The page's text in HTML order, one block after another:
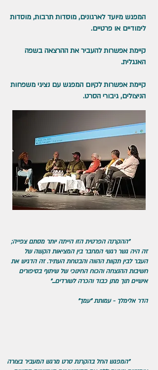
המפגש מיועד לארגונים, מוסדות תרבות, מוסדות
לימודיים או פרטיים.
קיימת אפשרות להעביר את ההרצאה בשפה
האנגלית.
קיימת אפשרות לקיום המפגש עם נציגי משפחות
הניצולים, גיבורי הסרט.
"ההקרנה הפרטית הזו הייתה יותר מסתם צפייה;
זה היה גשר רגשי המחבר בין המציאות הקשה של
העבר לבין תקוות ההווה והבטחת העתיד. זה הדגיש את
חשיבות ההנצחה והכוח החינוכי של שיתוף בסיפורים
אישיים תוך מתן כבוד והכרה לשורדים..."
הדר אלימלך - עמותת "עמך"
​ "המפגש החל בהקרנת סרט מרגש המעביר בצורה